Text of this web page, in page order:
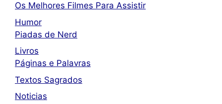
Os Melhores Filmes Para Assistir
Humor
Piadas de Nerd
Livros
Páginas e Palavras
Textos Sagrados
Noticias